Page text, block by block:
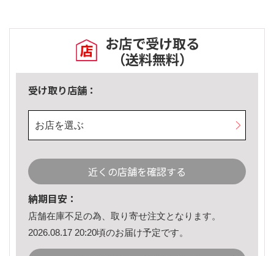
お店で受け取る
（送料無料）
受け取り店舗：
お店を選ぶ
近くの店舗を確認する
納期目安：
店舗在庫不足の為、取り寄せ注文となります。
2026.08.17 20:20頃のお届け予定です。